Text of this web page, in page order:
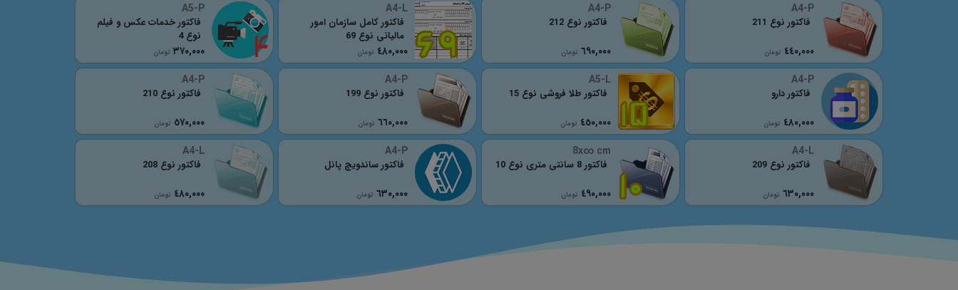
A4-P
٤٤٠,٠٠٠ تومان
فاکتور نوع 211
A4-P
٦٩٠,٠٠٠ تومان
فاکتور نوع 212
A4-L
٤٨٠,٠٠٠ تومان
فاکتور کامل سازمان امور
مالیاتی نوع 69
A5-P
٣٧٠,٠٠٠ تومان
فاکتور خدمات عکس و فیلم
نوع 4
A4-P
٤٨٠,٠٠٠ تومان
فاکتور دارو
A5-L
٤٥٠,٠٠٠ تومان
فاکتور طلا فروشی نوع 15
A4-P
٦٦٠,٠٠٠ تومان
فاکتور نوع 199
A4-P
٥٧٠,٠٠٠ تومان
فاکتور نوع 210
A4-L
٦٣٠,٠٠٠ تومان
فاکتور نوع 209
8x∞ cm
٤٩٠,٠٠٠ تومان
فاکتور 8 سانتی متری نوع 10
A4-P
٦٣٠,٠٠٠ تومان
فاکتور ساندویچ پانل
A4-L
٤٨٠,٠٠٠ تومان
فاکتور نوع 208